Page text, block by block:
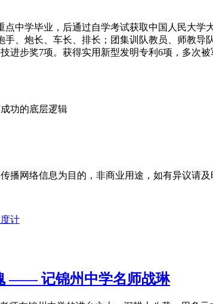
中学毕业，后通过自学考试获取中国人民大
、炮长、车长、排长；团集训队教员、师教
进步奖7项。获得实用新型发明专利6项，多次
功的底层逻辑
网络信息为目的，非商业用途，如有异议请及
计
—— 记锦州中学名师战琳